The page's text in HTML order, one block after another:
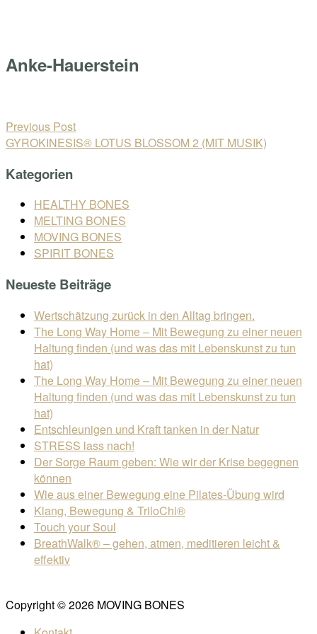
Anke-Hauerstein
Beitragsnavigation
Previous Post
GYROKINESIS® LOTUS BLOSSOM 2 (MIT MUSIK)
Kategorien
HEALTHY BONES
MELTING BONES
MOVING BONES
SPIRIT BONES
Neueste Beiträge
Wertschätzung zurück in den Alltag bringen.
The Long Way Home – Mit Bewegung zu einer neuen
Haltung finden (und was das mit Lebenskunst zu tun
hat)
The Long Way Home – Mit Bewegung zu einer neuen
Haltung finden (und was das mit Lebenskunst zu tun
hat)
Entschleunigen und Kraft tanken in der Natur
STRESS lass nach!
Der Sorge Raum geben: Wie wir der Krise begegnen
können
Wie aus einer Bewegung eine Pilates-Übung wird
Klang, Bewegung & TriloChi®
Touch your Soul
BreathWalk® – gehen, atmen, meditieren leicht &
effektiv
Copyright © 2026 MOVING BONES